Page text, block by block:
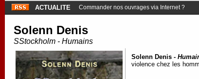
ACTUALITE Commander nos ouvrages via Internet ?
Solenn Denis
SStockholm - Humains
Solenn Denis -
violence chez les